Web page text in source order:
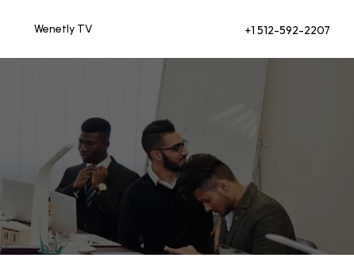
Wenetly TV +1 512-592-2207